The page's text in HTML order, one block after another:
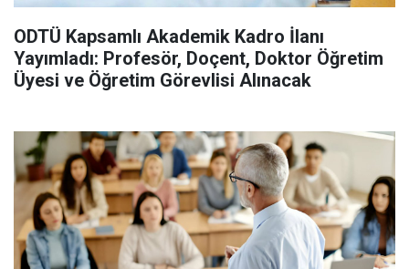
ODTÜ Kapsamlı Akademik Kadro İlanı
Yayımladı: Profesör, Doçent, Doktor Öğretim
Üyesi ve Öğretim Görevlisi Alınacak